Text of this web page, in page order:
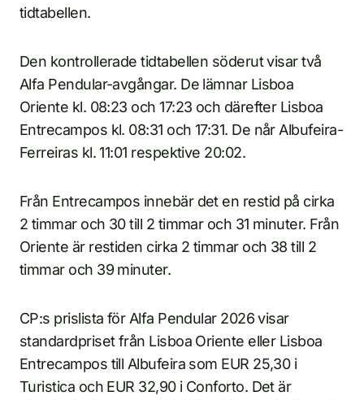
tidtabellen.
Den kontrollerade tidtabellen söderut visar två
Alfa Pendular-avgångar. De lämnar Lisboa
Oriente kl. 08:23 och 17:23 och därefter Lisboa
Entrecampos kl. 08:31 och 17:31. De når Albufeira-
Ferreiras kl. 11:01 respektive 20:02.
Från Entrecampos innebär det en restid på cirka
2 timmar och 30 till 2 timmar och 31 minuter. Från
Oriente är restiden cirka 2 timmar och 38 till 2
timmar och 39 minuter.
CP:s prislista för Alfa Pendular 2026 visar
standardpriset från Lisboa Oriente eller Lisboa
Entrecampos till Albufeira som EUR 25,30 i
Turistica och EUR 32,90 i Conforto. Det är